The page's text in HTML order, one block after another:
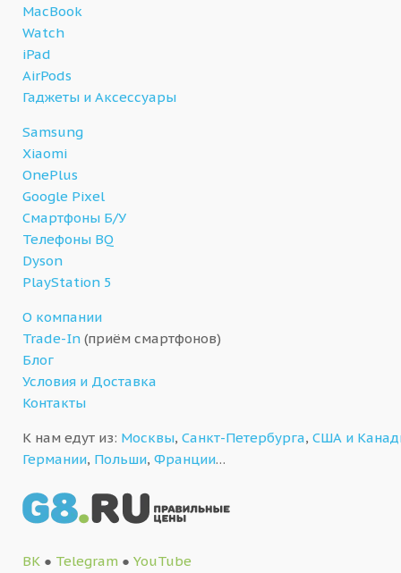
MacBook
Watch
iPad
AirPods
Гаджеты и Аксессуары
Samsung
Xiaomi
OnePlus
Google Pixel
Смартфоны Б/У
Телефоны BQ
Dyson
PlayStation 5
О компании
Trade-In (приём смартфонов)
Блог
Условия и Доставка
Контакты
К нам едут из: Москвы, Санкт-Петербурга, США и
Германии, Польши, Франции…
ВК ● Telegram ● YouTube